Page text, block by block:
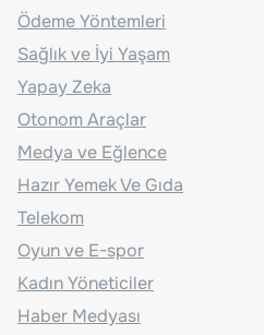
Ödeme Yöntemleri
Sağlık ve İyi Yaşam
Yapay Zeka
Otonom Araçlar
Medya ve Eğlence
Hazır Yemek Ve Gıda
Telekom
Oyun ve E-spor
Kadın Yöneticiler
Haber Medyası